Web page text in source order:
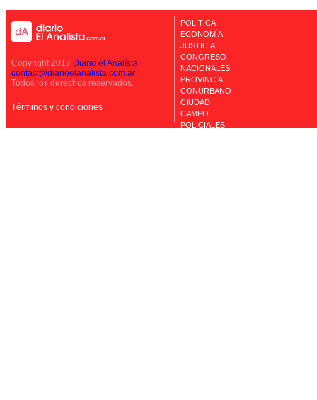
Copyright 2017 Diario el Analísta
contact@diarioelanalista.com.ar
Todos los derechos reservados.
Términos y condiciones
POLÍTICA
ECONOMÍA
JUSTICIA
CONGRESO
NACIONALES
PROVINCIA
CONURBANO
CIUDAD
CAMPO
POLICIALES